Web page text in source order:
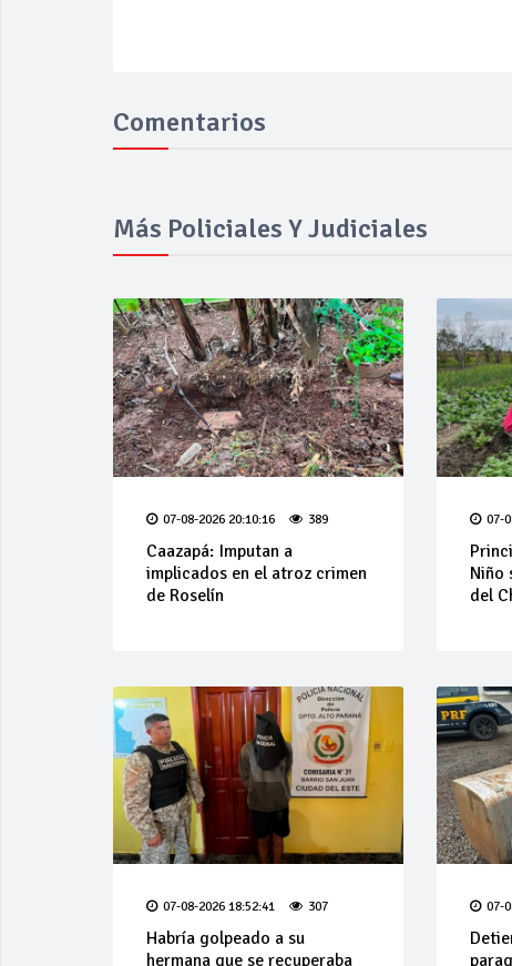
Comentarios
Más Policiales Y Judiciales
07-08-2026 20:10:16 389
Caazapá: Imputan a
implicados en el atroz crimen
de Roselín
07-
Niño
del
07-08-2026 18:52:41 307
Habría golpeado a su
hermana que se recuperaba
07-